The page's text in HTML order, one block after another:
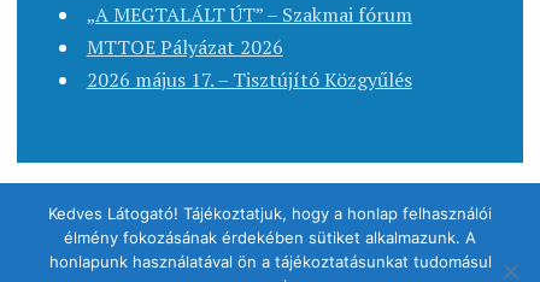
„A MEGTALÁLT ÚT” – Szakmai fórum
MTTOE Pályázat 2026
2026 május 17. – Tisztújító Közgyűlés
Copyright © 2020. MTTOE - Minden jog fenntartva.
Kedves Látogató! Tájékoztatjuk, hogy a honlap felhasználói
élmény fokozásának érdekében sütiket alkalmazunk. A
honlapunk használatával ön a tájékoztatásunkat tudomásul